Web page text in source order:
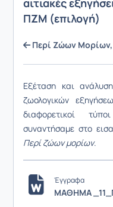
αιτιακές
ΠΖΜ (επιλογή)
Περί Ζώων Μορίων,
Εξέταση και
ζωολογικών
διαφορετικοί
συναντήσαμε στο
Περί ζώων μορίων.
Έγγραφα
ΜΑΘΗΜΑ